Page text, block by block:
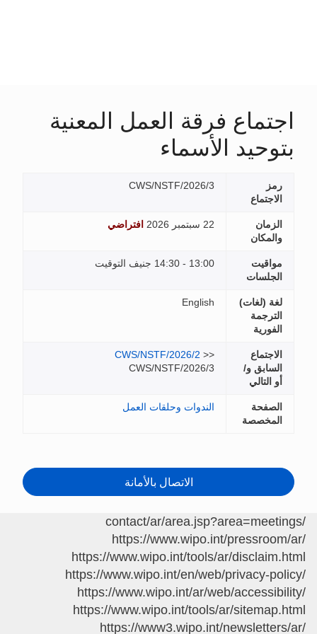
اجتماع فرقة العمل المعنية
بتوحيد الأسماء
رمز
الاجتماع
CWS/NSTF/2026/3
الزمان
والمكان
22 سبتمبر 2026 افتراضي
مواقيت
الجلسات
13:00 - 14:30 جنيف التوقيت
لغة (لغات)
الترجمة
الفورية
English
الاجتماع
السابق و/
أو التالي
CWS/NSTF/2026/2 >>
CWS/NSTF/2026/3
الصفحة
المخصصة
الندوات وحلقات العمل
الاتصال بالأمانة
/contact/ar/area.jsp?area=meetings
https://www.wipo.int/pressroom/ar/
https://www.wipo.int/tools/ar/disclaim.html
https://www.wipo.int/en/web/privacy-policy/
https://www.wipo.int/ar/web/accessibility/
https://www.wipo.int/tools/ar/sitemap.html
https://www3.wipo.int/newsletters/ar/